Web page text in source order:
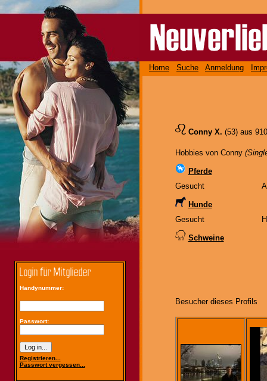
Handynummer:
Passwort:
Registrieren...
Passwort vergessen...
Home Suche Anmeldung
Conny X. (53) aus
Hobbies von Conny
Pferde
Gesucht
Hunde
Gesucht
Schweine
Besucher dieses Profils